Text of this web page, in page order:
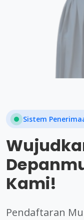
Sistem
Kami!
Pendaftaran